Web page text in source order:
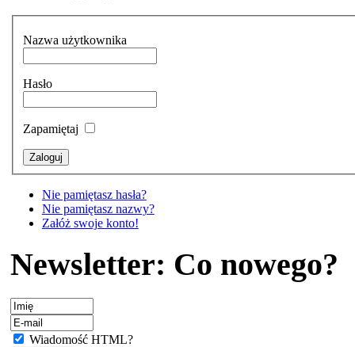
Nazwa użytkownika
Hasło
Zapamiętaj
Nie pamiętasz hasła?
Nie pamiętasz nazwy?
Załóż swoje konto!
Newsletter: Co nowego?
Wiadomość HTML?